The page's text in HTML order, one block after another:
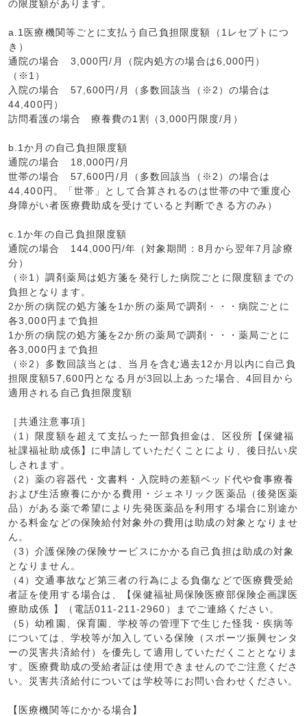
の限度額があります。
a.1医療機関等ごとに支払う自己負担限度額（1レセプトにつ
き）
通院の場合 3,000円/月（院内処方の場合は6,000円）
（※1）
入院の場合 57,600円/月（多数回該当（※2）の場合は
44,400円）
訪問看護の場合 療養費の1割（3,000円限度/月）
b.1か月の自己負担限度額
通院の場合 18,000円/月
世帯の場合 57,600円/月（多数回該当（※2）の場合は
44,400円。「世帯」として合算されるのは世帯の中で重度心
身障がい者医療費助成を受けていると判断できる方のみ）
c.1か年の自己負担限度額
通院の場合 144,000円/年（対象期間：8月から翌年7月診療
分）
（※1）調剤薬局は処方箋を発行した病院ごとに限度額までの
負担となります。
2か所の病院の処方箋を1か所の薬局で調剤・・・病院ごとに
各3,000円まで負担
1か所の病院の処方箋を2か所の薬局で調剤・・・薬局ごとに
各3,000円まで負担
（※2）多数回該当とは、当月を含む過去12か月以内に自己負
担限度額57,600円となる月が3回以上あった場合、4回目から
適用される自己負担限度額
［共通注意事項］
（1）限度額を超えて支払った一部負担金は、区役所【保健福
祉課福祉助成係】に申請していただくことにより、後日払い戻
しされます。
（2）薬の容器代・文書料・入院時の差額ベッド代や食事療養
および生活療養にかかる費用・ジェネリック医薬品（後発医薬
品）がある薬で希望により先発医薬品を利用する場合に別途か
かる料金などの保険給付対象外の費用は助成の対象となりませ
ん。
（3）介護保険の保険サービスにかかる自己負担は助成の対象
となりません。
（4）交通事故など第三者の行為による負傷などで医療費受給
者証を使用する場合は、【保健福祉局保険医療部保険企画課医
療助成係 】（電話011-211-2960）までご連絡ください。
（5）幼稚園、保育園、学校等の管理下で生じた怪我・疾病等
については、学校等が加入している保険（スポーツ振興センタ
ーの災害共済給付）を優先して適用していただくこととなりま
す。医療費助成の受給者証は使用できませんのでご注意くださ
い。災害共済給付については学校等にお問い合わせください。
【医療機関等にかかる場合】